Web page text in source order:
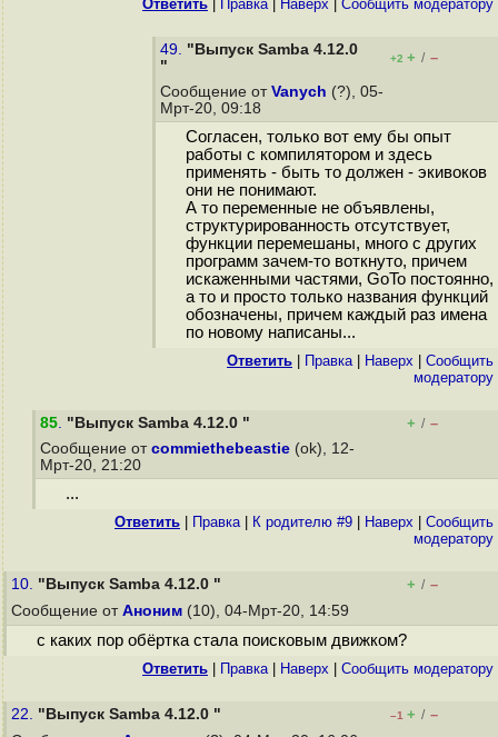
Ответить Правка| Наверх Cообщить модератору
49. "Выпуск Samba 4.12.0
"
+2 + / –
Сообщение от Vanych (?), 05-
Мрт-20, 09:18
Согласен, только вот ему бы опыт
работы с компилятором и здесь
применять - быть то должен - экивоков
они не понимают.
А то переменные не объявлены,
структурированность отсутствует,
функции перемешаны, много с других
программ зачем-то воткнуто, причем
искаженными частями, GoTo постоянно,
а то и просто только названия функций
обозначены, причем каждый раз имена
по новому написаны...
Ответить Правка| Наверх
Cообщить
модератору
85. "Выпуск Samba 4.12.0 " + / –
Сообщение от commiethebeastie (ok), 12-
Мрт-20, 21:20
...
Ответить Правка| К родителю #9 Наверх
Cообщить
модератору
10. "Выпуск Samba 4.12.0 " + / –
Сообщение от Аноним (10), 04-Мрт-20, 14:59
с каких пор обёртка стала поисковым движком?
Ответить Правка| Наверх Cообщить модератору
22. "Выпуск Samba 4.12.0 " –1 + / –